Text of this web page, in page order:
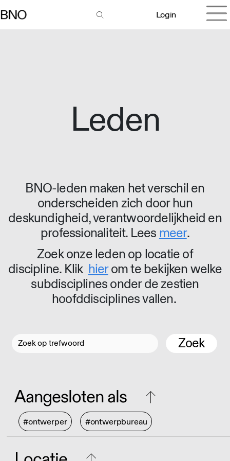
Login
Leden
BNO-leden maken het verschil en
onderscheiden zich door hun
deskundigheid, verantwoordelijkheid en
professionaliteit. Lees meer.
Zoek onze leden op locatie of
discipline. Klik hierom te bekijken welke
subdisciplines onder de zestien
hoofddisciplines vallen.
Zoek
Aangesloten als
#ontwerper #ontwerpbureau